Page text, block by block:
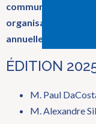
communauté ainsi
organisateur. Le
annuellement en
ÉDITION
M. Paul
M. Alexandre